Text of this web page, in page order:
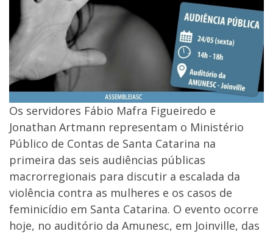
Os servidores Fábio Mafra Figueiredo e
Jonathan Artmann representam o Ministério
Público de Contas de Santa Catarina na
primeira das seis audiências públicas
macrorregionais para discutir a escalada da
violência contra as mulheres e os casos de
feminicídio em Santa Catarina. O evento ocorre
hoje, no auditório da Amunesc, em Joinville, das